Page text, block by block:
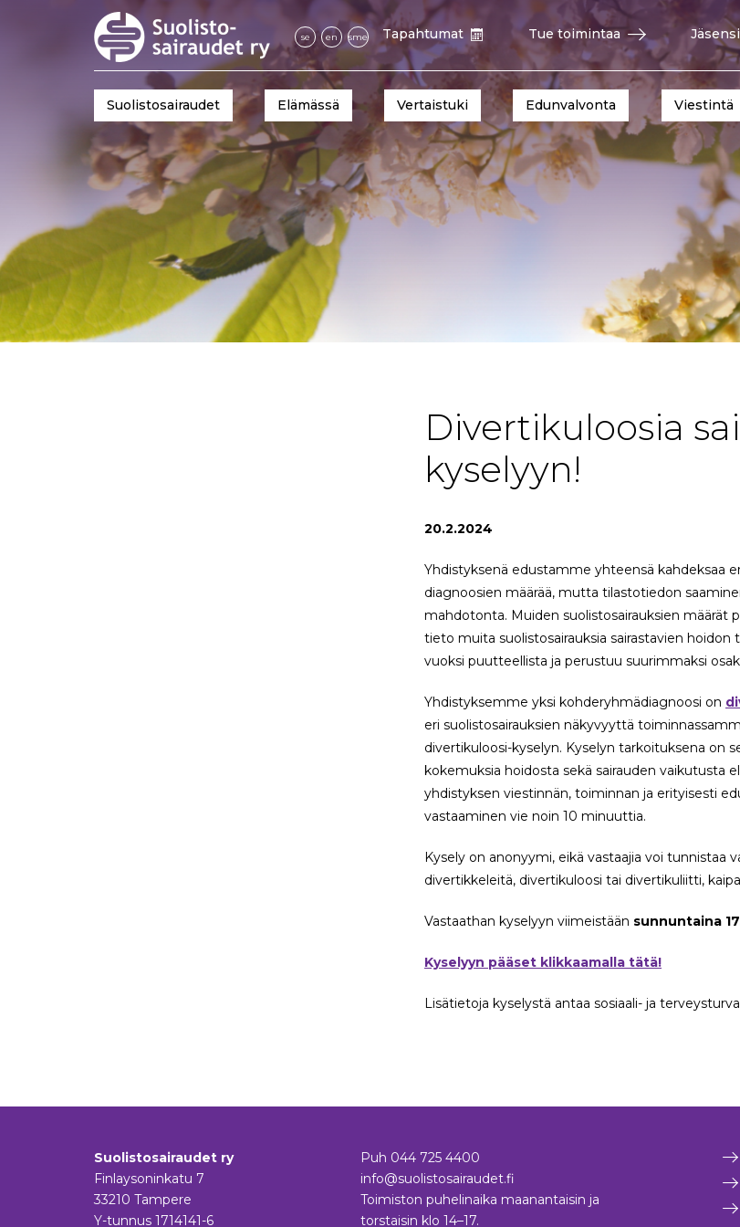
se en sme Tapahtumat Tue toimintaa
Suolistosairaudet Elämässä Vertaistuki Edunvalvonta Viestintä
Divertikuloosia
kyselyyn!
20.2.2024
Yhdistyksenä edustamme yhteensä kahdeksaa
diagnoosien määrää, mutta tilastotiedon
mahdotonta. Muiden suolistosairauksien määrät
tieto muita suolistosairauksia sairastavien
vuoksi puutteellista ja perustuu suurimmaksi
Yhdistyksemme yksi kohderyhmädiagnoosi on
eri suolistosairauksien näkyvyyttä
divertikuloosi-kyselyn. Kyselyn tarkoituksena on
kokemuksia hoidosta sekä sairauden vaikutusta
yhdistyksen viestinnän, toiminnan ja erityisesti
vastaaminen vie noin 10 minuuttia.
Kysely on anonyymi, eikä vastaajia voi tunnistaa
divertikkeleitä, divertikuloosi tai divertikuliitti,
Vastaathan kyselyyn viimeistään sunnuntaina
Kyselyyn pääset klikkaamalla tätä!
Lisätietoja kyselystä antaa sosiaali- ja
Suolistosairaudet ry
Finlaysoninkatu 7
33210 Tampere
Y-tunnus 1714141-6
Puh 044 725 4400
info@suolistosairaudet.fi
Toimiston puhelinaika maanantaisin ja
torstaisin klo 14–17.